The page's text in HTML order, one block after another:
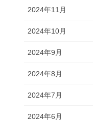
2024年11月
2024年10月
2024年9月
2024年8月
2024年7月
2024年6月